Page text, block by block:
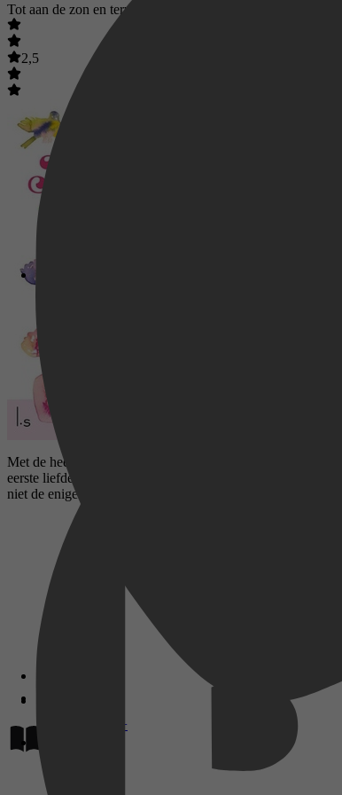
Disney+
Tot aan de zon en terug
2,5
Met de heerlijke nieuwe feelgood Tot aan de zon en terug
eerste liefde. De vlinders van toen zijn in één klap terug.
niet de enige die lang weggestopte emoties boven voelt